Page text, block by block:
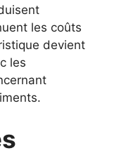
les coûts
devient
les